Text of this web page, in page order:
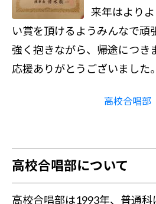
来年はより
い賞を頂けるようみんなで頑
強く抱きながら、帰途につき
応援ありがとうございました。
高校合唱部
高校合唱部について
高校合唱部は1993年、普通